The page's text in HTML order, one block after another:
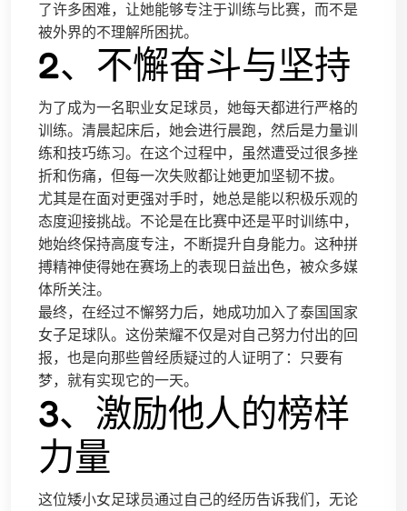
了许多困难，让她能够专注于训练与比赛，而不是
被外界的不理解所困扰。
2、不懈奋斗与坚持
为了成为一名职业女足球员，她每天都进行严格的
训练。清晨起床后，她会进行晨跑，然后是力量训
练和技巧练习。在这个过程中，虽然遭受过很多挫
折和伤痛，但每一次失败都让她更加坚韧不拔。
尤其是在面对更强对手时，她总是能以积极乐观的
态度迎接挑战。不论是在比赛中还是平时训练中，
她始终保持高度专注，不断提升自身能力。这种拼
搏精神使得她在赛场上的表现日益出色，被众多媒
体所关注。
最终，在经过不懈努力后，她成功加入了泰国国家
女子足球队。这份荣耀不仅是对自己努力付出的回
报，也是向那些曾经质疑过的人证明了：只要有
梦，就有实现它的一天。
3、激励他人的榜样
力量
这位矮小女足球员通过自己的经历告诉我们，无论